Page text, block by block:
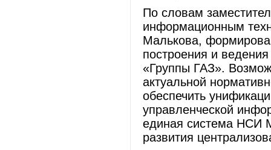
По словам
информационным
Малькова,
построения и
«Группы ГАЗ».
актуальной
обеспечить
управленческой
единая система НСИ
развития